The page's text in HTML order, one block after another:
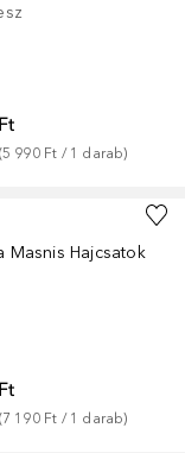
(5 990 Ft / 1 darab)
Masnis Hajcsatok
(7 190 Ft / 1 darab)